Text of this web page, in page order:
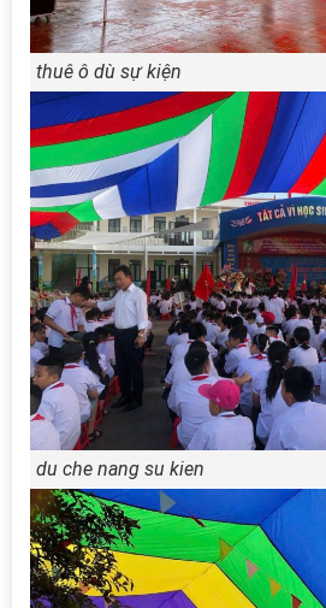
thuê ô dù sự kiện
du che nang su kien